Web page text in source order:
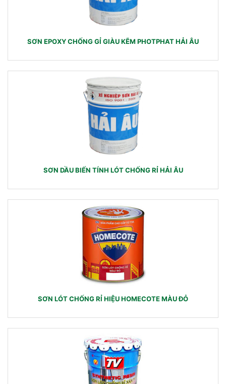
SƠN EPOXY CHỐNG GỈ GIÀU KẼM PHOTPHAT HẢI ÂU
SƠN DẦU BIẾN TÍNH LÓT CHỐNG RỈ HẢI ÂU
SƠN LÓT CHỐNG RỈ HIỆU HOMECOTE MÀU ĐỎ